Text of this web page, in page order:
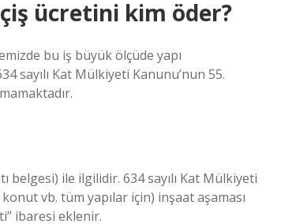
ücretini kim öder?
bu iş büyük ölçüde yapı
sayılı Kat Mülkiyeti Kanunu’nun 55.
belgesi) ile ilgilidir. 634 sayılı Kat Mülkiyeti
vb. tüm yapılar için) inşaat aşaması
ibaresi eklenir.